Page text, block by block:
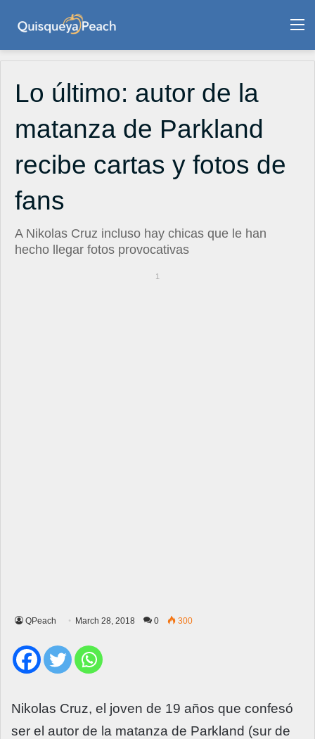
Lo último: autor de la
matanza de Parkland
recibe cartas y fotos de
fans
A Nikolas Cruz incluso hay chicas que le han
hecho llegar fotos provocativas
1
QPeach March 28, 2018 0 300
Nikolas Cruz, el joven de 19 años que confesó
ser el autor de la matanza de Parkland (sur de